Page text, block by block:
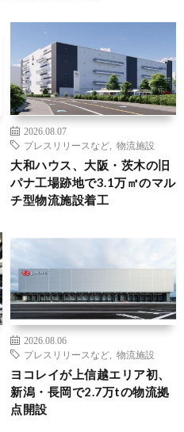
2026.08.07
プレスリリースなど
物流施設
大和ハウス、大阪・茨木の旧
パナ工場跡地で3.1万㎡のマル
チ型物流施設着工
2026.08.06
プレスリリースなど
物流施設
ヨコレイが上信越エリア初、
新潟・長岡で2.7万tの物流拠
点開設